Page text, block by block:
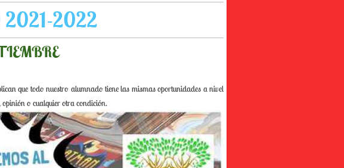
2021-2022
que todo nuestro alumnado tiene las mismas oportunidades a nivel
opinión o cualquier otra condición.